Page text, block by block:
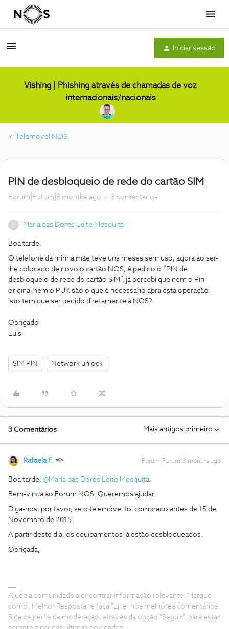
Menu
Iniciar sessão
Vishing | Phishing através de chamadas de voz
internacionais/nacionais
Telemóvel NOS
PIN de desbloqueio de rede do cartão SIM
Forum|Forum|3 months ago 3 comentários
M Maria das Dores Leite Mesquita
Boa tarde,
O telefone da minha mãe teve uns meses sem uso, agora ao ser-
lhe colocado de novo o cartão NOS, é pedido o “PIN de
desbloqueio de rede do cartão SIM”, já percebi que nem o Pin
original nem o PUK são o que é necessário apra esta operação.
Isto tem que ser pedido diretamente à NOS?
Obrigado
Luis
SIM PIN Network unlock
3 Comentários Mais antigos primeiro
Rafaela F. Forum|Forum|3 months ago
Boa tarde, ​ @Maria das Dores Leite Mesquita.
Bem-vinda ao Fórum NOS. Queremos ajudar.
Diga-nos, por favor, se o telemóvel foi comprado antes de 15 de
Novembro de 2015.
A partir deste dia, os equipamentos já estão desbloqueados.
Obrigada,
Ajude a comunidade a encontrar informação relevante. Marque
como "Melhor Resposta" e faça "Like" nos melhores comentários.
Siga os perfis da moderação, através da opção "Seguir", para estar